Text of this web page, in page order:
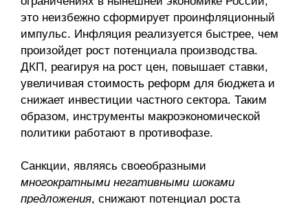
это неизбежно сформирует проинфляционный
импульс. Инфляция реализуется быстрее, чем
произойдет рост потенциала производства.
ДКП, реагируя на рост цен, повышает ставки,
увеличивая стоимость реформ для бюджета и
снижает инвестиции частного сектора. Таким
образом, инструменты макроэкономической
политики работают в противофазе.
Санкции, являясь своеобразными
многократными негативными шоками
предложения, снижают потенциал роста